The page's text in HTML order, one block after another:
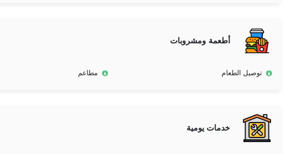
أطعمة ومشروبات
توصيل الطعام مطاعم
خدمات يومية